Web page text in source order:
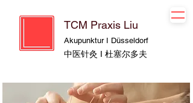
TCM Praxis Liu
Akupunktur I Düsseldorf
中医针灸 I 杜塞尔多夫